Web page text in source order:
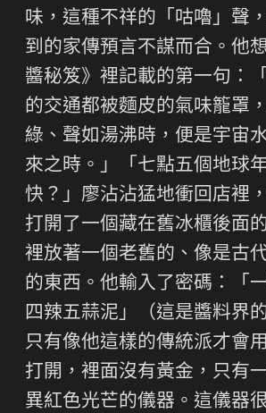
味，這種不祥的「咕嚕」聲
到的家傳預言不謀而合。他
醬秘笈》裡記載的第一句：
的交通都被麵皮的氣味籠罩
綠、聲如湯沸時，便是宇宙
來之時。」「七點五個地球
快？」廖沾沾猛地衝回店裡
打開了一個藏在舊冰櫃後面
裡放著一個老舊的、像是古
的東西。他輸入了密碼：「
四辣五蒜泥」（這是醬料界
只有像他這樣的傳統派才會
打開，裡面沒有黃金，只有
異紅色光芒的儀器。這儀器